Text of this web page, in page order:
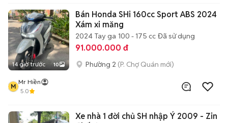
14 giờ trước 10
Bán Honda SHi 160cc Sport ABS 2024
Xám xi măng
2024 Tay ga 100 - 175 cc Đã sử dụng
91.000.000 đ
Phường 2 (P. Chợ Quán mới)
M
Mr Hiền
5.0
Xe nhà 1 đời chủ SH nhập Ý 2009 - Zin